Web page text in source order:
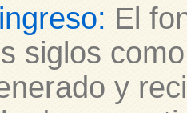
El
siglos
y